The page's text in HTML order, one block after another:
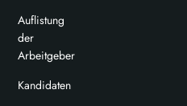
Auflistung
der
Arbeitgeber
Kandidaten